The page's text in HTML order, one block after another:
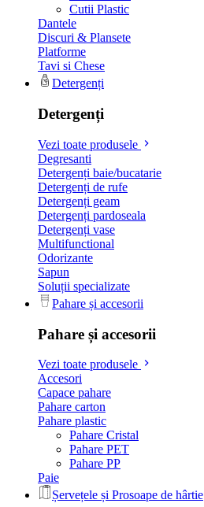
Cutii Plastic
Dantele
Discuri & Plansete
Platforme
Tavi si Chese
Detergenți
Detergenți
Vezi toate produsele
Degresanti
Detergenți baie/bucatarie
Detergenți de rufe
Detergenți geam
Detergenți pardoseala
Detergenți vase
Multifunctional
Odorizante
Sapun
Soluții specializate
Pahare și accesorii
Pahare și accesorii
Vezi toate produsele
Accesori
Capace pahare
Pahare carton
Pahare plastic
Pahare Cristal
Pahare PET
Pahare PP
Paie
Șervețele și Prosoape de hârtie